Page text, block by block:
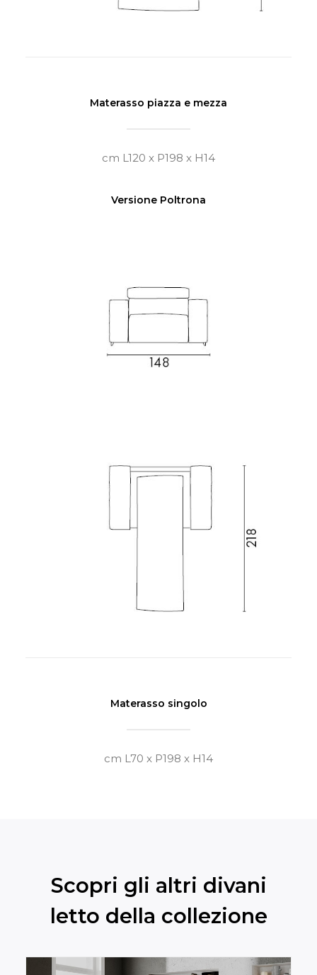
Materasso piazza e mezza
cm L120 x P198 x H14
Versione Poltrona
Materasso singolo
cm L70 x P198 x H14
Scopri gli altri divani
letto della collezione